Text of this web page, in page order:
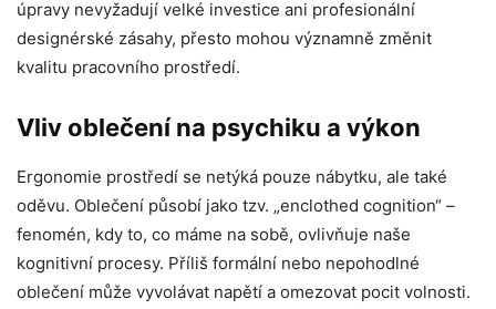
úpravy nevyžadují velké investice ani profesionální
designérské zásahy, přesto mohou významně změnit
kvalitu pracovního prostředí.
Vliv oblečení na psychiku a výkon
Ergonomie prostředí se netýká pouze nábytku, ale také
oděvu. Oblečení působí jako tzv. „enclothed cognition“ –
fenomén, kdy to, co máme na sobě, ovlivňuje naše
kognitivní procesy. Příliš formální nebo nepohodlné
oblečení může vyvolávat napětí a omezovat pocit volnosti.